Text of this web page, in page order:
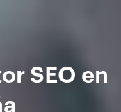
SEO en